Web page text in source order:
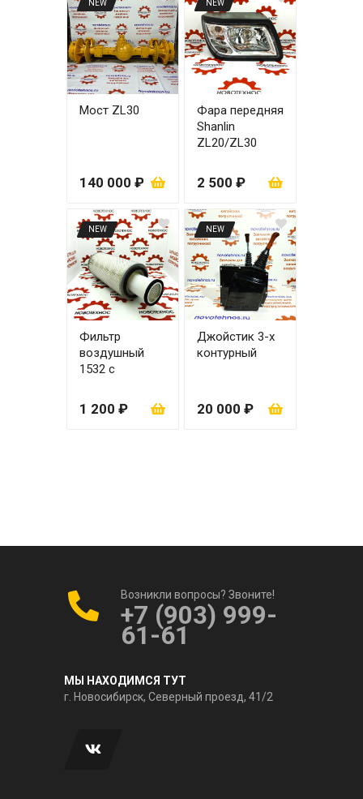
NEW
Мост ZL30
140 000 ₽
NEW
Фара передняя
Shanlin
ZL20/ZL30
2 500 ₽
NEW
Фильтр
воздушный
1532 с
1 200 ₽
NEW
Джойстик 3-х
контурный
20 000 ₽
Возникли вопросы? Звоните!
+7 (903) 999-
61-61
МЫ НАХОДИМСЯ ТУТ
г. Новосибирск, Северный проезд, 41/2